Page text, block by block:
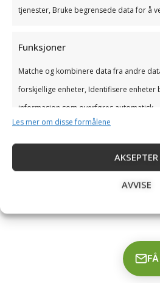
tjenester, Bruke begrensede data for å
Funksjoner
Matche og kombinere data fra andre
forskjellige enheter, Identifisere enheter
informasjon som overføres automatisk.
Sørge for sikkerhet, forhindre
svindel og rette feil, Levere og
Les mer om disse formålene
AKSEPTER
AVVISE